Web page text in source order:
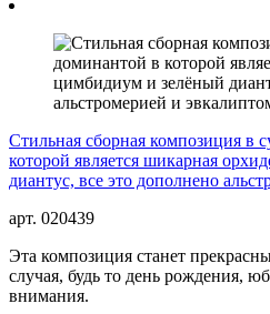
Стильная сборная композиция в
которой является шикарная
диантус, все это дополнено
арт. 020439
Эта композиция станет
случая, будь то день рождения,
внимания.